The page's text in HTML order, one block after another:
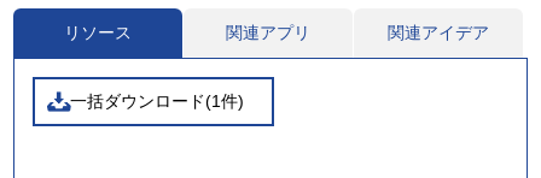
リソース 関連アプリ 関連アイデア
一括ダウンロード(1件)